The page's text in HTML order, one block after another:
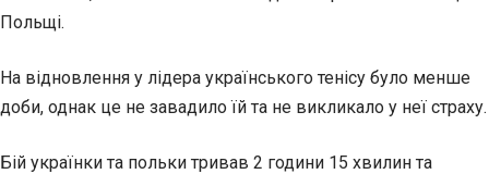
Польщі.
На відновлення у лідера українського тенісу було менше
доби, однак це не завадило їй та не викликало у неї страху.
Бій українки та польки тривав 2 години 15 хвилин та